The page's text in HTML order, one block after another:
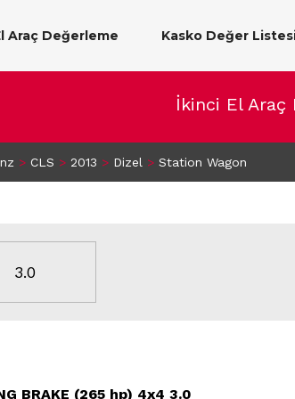
Araç Değerleme Kasko Değer
İkinci El Araç
> CLS > 2013 > Dizel > Station Wagon
3.0
BRAKE (265 hp) 4x4 3.0